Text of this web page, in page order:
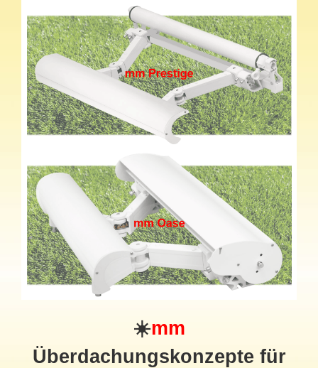
☀️mm
Überdachungskonzepte für